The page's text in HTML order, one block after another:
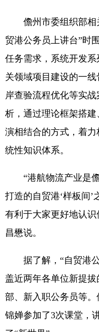
儋州市委组织部相
贸港公务员上讲台”时
任务需求，系统开发
关领域项目建设的一
岸查验流程优化等实
析，通过理论框架搭
演相结合的方式，着
统性知识体系。
“港航物流产业是儋
打造的自贸港‘样板间
有利于大家更好地认识
昌懋说。
据了解，“自贸港公
盖近两年各单位新提
部、新入职公务员等
锦婵参加了3次课堂，